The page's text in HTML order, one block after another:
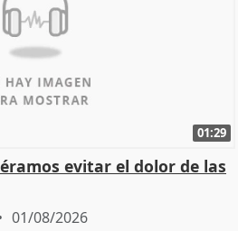
01:29
evitar el dolor de las
01/08/2026